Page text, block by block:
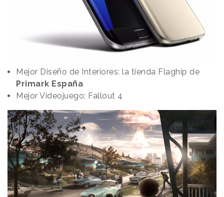
Mejor Diseño de Interiores: la tienda Flaghip de
Primark España
Mejor Videojuego: Fallout 4